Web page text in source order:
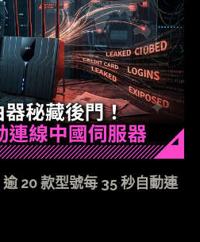
20 款型號每 35 秒自動連